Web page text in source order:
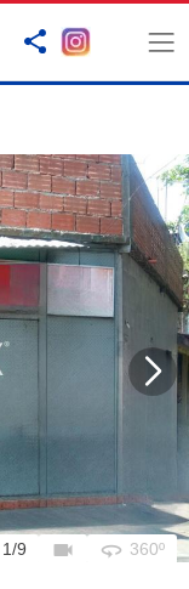
1/9 videocam 360 360º